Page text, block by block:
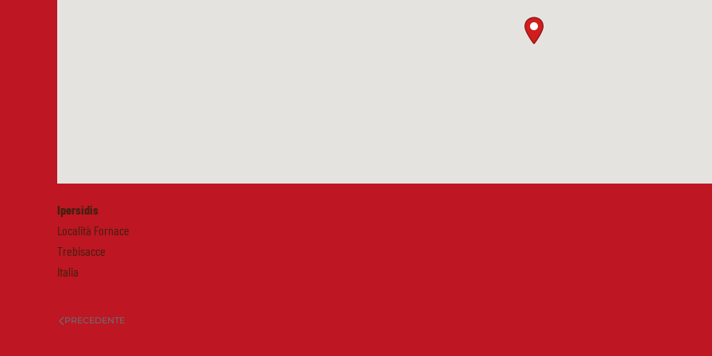
Ipersidis
Località Fornace
Trebisacce
Italia
PRECEDENTE